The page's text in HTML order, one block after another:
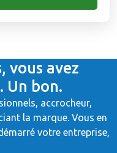
vous avez
Un bon.
accrocheur,
la marque. Vous en
votre entreprise,